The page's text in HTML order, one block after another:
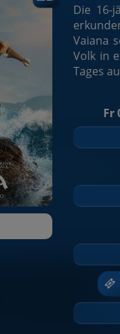
Die 16-
Vaiana
Volk in
Tages
Fr